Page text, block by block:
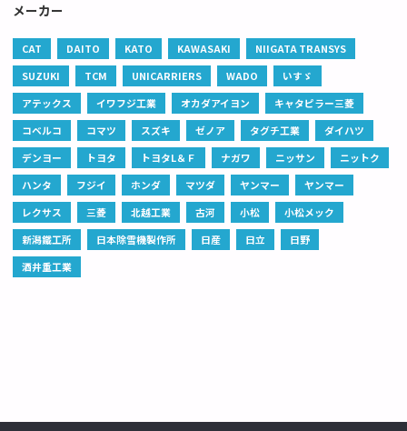
メーカー
CAT DAITO KATO KAWASAKI
NIIGATA TRANSYS
SUZUKI
TCM UNICARRIERS WADO
いすゞ
アテックス
イワフジ工業 オカダアイヨン
キャタピラー三菱
コベルコ
コマツ スズキ ゼノア タグチ工業
ダイハツ
デンヨー
トヨタ トヨタL＆Ｆ ナガワ ニッサン
ニットク
ハンタ
フジイ ホンダ マツダ ヤンマー
ヤンマー
レクサス
三菱 北越工業 古河 小松
小松メック
新潟鐵工所
日本除雪機製作所 日産 日立
日野
酒井重工業